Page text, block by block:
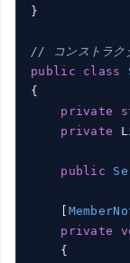
}
// コンストラク
public
class
{
private
private
public
private
    {